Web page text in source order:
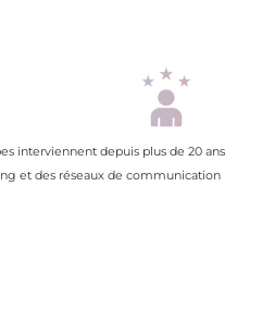
interviennent depuis plus de 20 ans
et des réseaux de communication